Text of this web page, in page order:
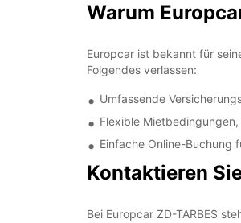
Warum
Europcar ist bekannt für
Folgendes verlassen:
Umfassende
Flexible
Einfache Online-Buchung
Kontaktieren
Bei Europcar ZD-TARBES